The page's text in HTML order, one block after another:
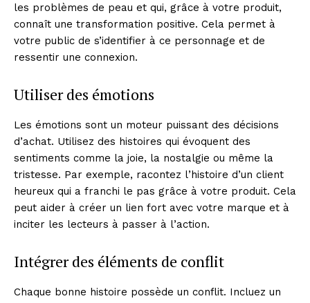
les problèmes de peau et qui, grâce à votre produit,
connaît une transformation positive. Cela permet à
votre public de s’identifier à ce personnage et de
ressentir une connexion.
Utiliser des émotions
Les émotions sont un moteur puissant des décisions
d’achat. Utilisez des histoires qui évoquent des
sentiments comme la joie, la nostalgie ou même la
tristesse. Par exemple, racontez l’histoire d’un client
heureux qui a franchi le pas grâce à votre produit. Cela
peut aider à créer un lien fort avec votre marque et à
inciter les lecteurs à passer à l’action.
Intégrer des éléments de conflit
Chaque bonne histoire possède un conflit. Incluez un